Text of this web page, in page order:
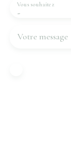
-
Vous souhaitez
Votre message